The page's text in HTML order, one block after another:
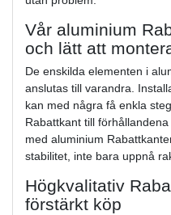
Vår aluminium
och lätt att
De enskilda elementen i
anslutas till varandra.
kan med några få enkla
Rabattkant till
med aluminium
stabilitet, inte bara uppnå
Högkvalitativ
förstärkt köp